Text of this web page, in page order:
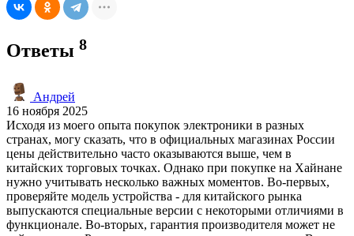
Ответы 8
Андрей
16 ноября 2025
Исходя из моего опыта покупок электроники в разных
странах, могу сказать, что в официальных магазинах России
цены действительно часто оказываются выше, чем в
китайских торговых точках. Однако при покупке на Хайнане
нужно учитывать несколько важных моментов. Во-первых,
проверяйте модель устройства - для китайского рынка
выпускаются специальные версии с некоторыми отличиями в
функционале. Во-вторых, гарантия производителя может не